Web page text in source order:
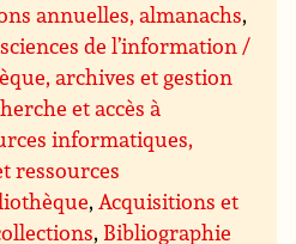
annuelles, almanachs,
de l’information /
archives et gestion
et accès à
informatiques,
ressources
,Acquisitions et
, Bibliographie